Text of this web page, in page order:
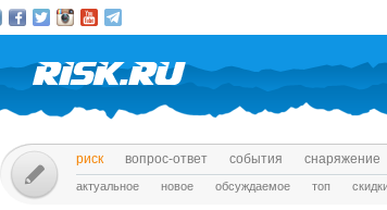
риск вопрос-ответ события снаряжение
актуальное новое обсуждаемое топ